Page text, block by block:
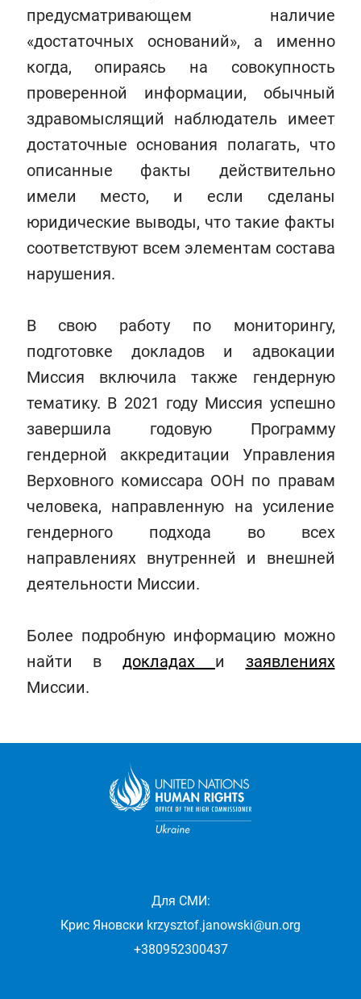
предусматривающем наличие
«достаточных оснований», а именно
когда, опираясь на совокупность
проверенной информации, обычный
здравомыслящий наблюдатель имеет
достаточные основания полагать, что
описанные факты действительно
имели место, и если сделаны
юридические выводы, что такие факты
соответствуют всем элементам состава
нарушения.
В свою работу по мониторингу,
подготовке докладов и адвокации
Миссия включила также гендерную
тематику. В 2021 году Миссия успешно
завершила годовую Программу
гендерной аккредитации Управления
Верховного комиссара ООН по правам
человека, направленную на усиление
гендерного подхода во всех
направлениях внутренней и внешней
деятельности Миссии.
Более подробную информацию можно
найти в докладах и заявлениях
Миссии.
Для СМИ:
Крис Яновски krzysztof.janowski@un.org
+380952300437